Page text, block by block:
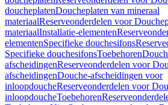
doucheplatenDoucheplaten van mineraal
materiaalReserveonderdelen voor
materiaalInstallatie-elementen
elementenSpecifieke douchesifons
Specifieke douchesifonsToebehoren
afscheidingenReserveonderdelen voor
afscheidingenDouche-afscheidingen voor
inloopdoucheReserveonderdelen voor
inloopdoucheToebehoren